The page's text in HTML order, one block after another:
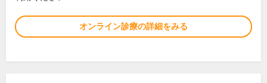
オンライン診療の詳細をみる